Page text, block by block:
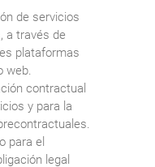
de servicios
a través de
plataformas
web.
contractual
y para la
para el
legal